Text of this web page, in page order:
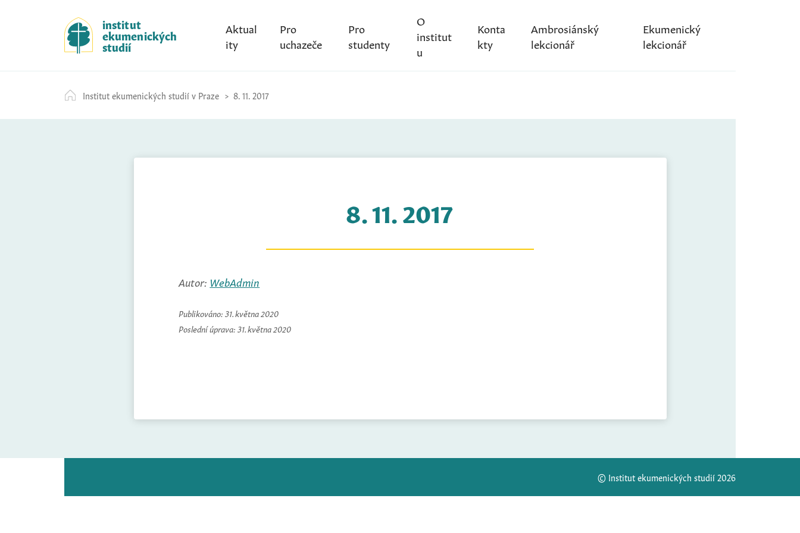
k
i
p
t
c
o
institut
ekumenických
studií
Aktual
ity
Pro
uchazeče
Pro
studenty
O
institut
u
Konta
kty
Ambrosiánský
lekcionář
Ekumenický
lekcionář
Institut ekumenických studií v Praze 8. 11. 2017
8. 11. 2017
Autor: WebAdmin
Publikováno: 31. května 2020
Poslední úprava: 31. května 2020
© Institut ekumenických studií 2026